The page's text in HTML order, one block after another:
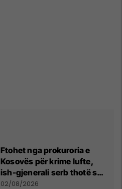
Ftohet nga prokuroria e
Kosovës për krime lufte,
ish-gjenerali serb thotë se
dikush e tradhtoi në
02/08/2026